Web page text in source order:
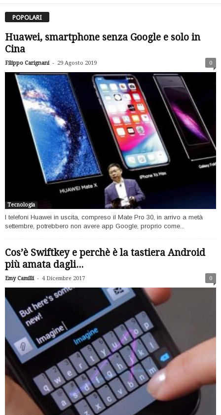
POPOLARI
Huawei, smartphone senza Google e solo in
Cina
Filippo Carignani - 29 Agosto 2019 0
Tecnologia
I telefoni Huawei in uscita, compreso il Mate Pro 30, in arrivo a metà
settembre, potrebbero non avere app Google, proprio come...
Cos’è Swiftkey e perchè è la tastiera Android
più amata dagli...
Emy Camilli - 4 Dicembre 2017 0